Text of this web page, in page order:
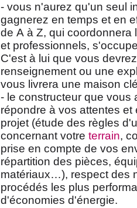
- vous n'aurez qu'un seul
gagnerez en temps et en
de A à Z, qui coordonnera
et professionnels,
C'est à lui que vous
renseignement ou une
vous livrera une maison
- le constructeur que vous
répondre à vos attentes
projet (étude des règles
concernant votre terrain,
prise en compte de vos
répartition des pièces,
matériaux…), respect des
procédés les plus
d'économies d'énergie.